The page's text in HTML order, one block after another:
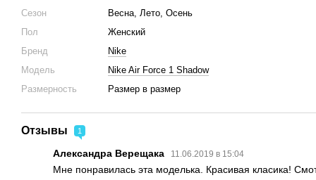
Сезон
Весна, Лето, Осень
Пол
Женский
Бренд
Nike
Модель
Nike Air Force 1 Shadow
Размерность
Размер в размер
Отзывы 1
Александра Верещака 11.06.2019 в 15:04
Мне понравилась эта моделька. Красивая класика!